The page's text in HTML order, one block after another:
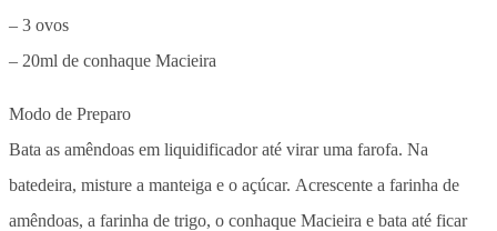
– 3 ovos
– 20ml de conhaque Macieira
Modo de Preparo
Bata as amêndoas em liquidificador até virar uma farofa. Na
batedeira, misture a manteiga e o açúcar. Acrescente a farinha de
amêndoas, a farinha de trigo, o conhaque Macieira e bata até ficar